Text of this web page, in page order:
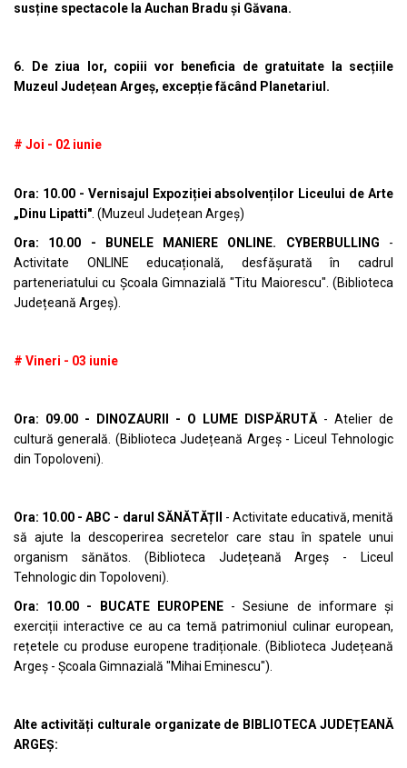
susține spectacole la Auchan Bradu și Găvana.
6. De ziua lor, copiii vor beneficia de gratuitate la secțiile
Muzeul Județean Argeș, excepție făcând Planetariul.
# Joi - 02 iunie
Ora: 10.00 - Vernisajul Expoziției absolvenților Liceului de Arte
„Dinu Lipatti" . (Muzeul Județean Argeș)
Ora: 10.00 - BUNELE MANIERE ONLINE. CYBERBULLING -
Activitate ONLINE educațională, desfășurată în cadrul
parteneriatului cu Școala Gimnazială "Titu Maiorescu". (Biblioteca
Județeană Argeș).
# Vineri - 03 iunie
Ora: 09.00 - DINOZAURII - O LUME DISPĂRUTĂ - Atelier de
cultură generală. (Biblioteca Județeană Argeș - Liceul Tehnologic
din Topoloveni).
Ora: 10.00 - ABC - darul SĂNĂTĂȚII
- Activitate educativă, menită
să ajute la descoperirea secretelor care stau în spatele unui
organism sănătos. (Biblioteca Județeană Argeș - Liceul
Tehnologic din Topoloveni).
Ora: 10.00 - BUCATE EUROPENE- Sesiune de informare și
exerciții interactive ce au ca temă patrimoniul culinar european,
rețetele cu produse europene tradiționale. (Biblioteca Județeană
Argeș - Școala Gimnazială "Mihai Eminescu").
Alte activități culturale organizate de BIBLIOTECA JUDEȚEANĂ
ARGEȘ: